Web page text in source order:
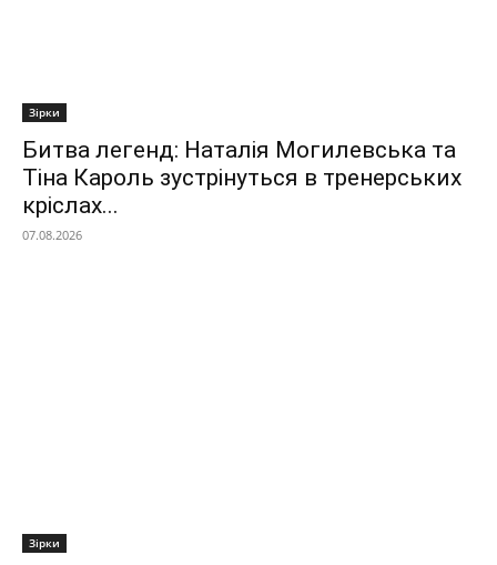
Зірки
Битва легенд: Наталія Могилевська та
Тіна Кароль зустрінуться в тренерських
кріслах...
07.08.2026
Зірки